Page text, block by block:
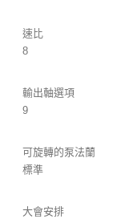
速比
8
輸出軸選項
9
可旋轉的泵法蘭
標準
大會安排